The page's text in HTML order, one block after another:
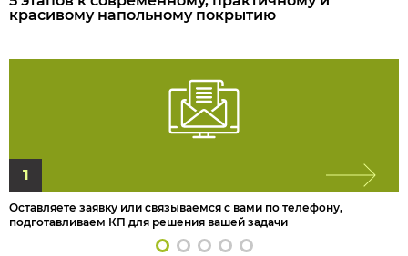
красивому напольному покрытию
1
Оставляете заявку или связываемся с вами по телефону,
подготавливаем КП для решения вашей задачи